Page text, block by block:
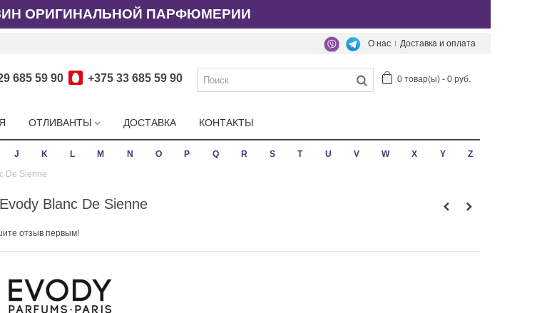
ОРИГИНАЛЬНОЙ ПАРФЮМЕРИИ
Доставка и оплата
О нас
0 товар(ы) - 0 руб.
685 59 90 +375 33 685 59 90
ОТЛИВАНТЫ ДОСТАВКА КОНТАКТЫ
J K L M N O P Q R S T U V W X Y
Z
De Sienne
Blanc De Sienne
отзыв первым!